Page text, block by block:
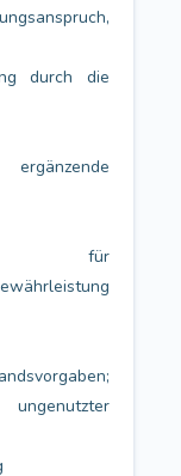
durch die
für